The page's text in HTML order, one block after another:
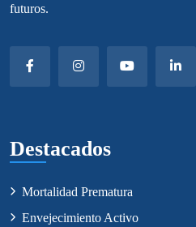
futuros.
Destacados
Mortalidad Prematura
Envejecimiento Activo